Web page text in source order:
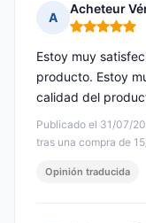
A
Acheteur
Nota: 5 de 5
Publicado el 31/07/
tras una compra de
Estoy muy
producto. Estoy
calidad del
Opinión traducida